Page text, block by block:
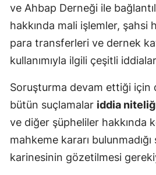
ve Ahbap Derneği ile
hakkında mali işlemler, şahsi
para transferleri ve dernek
kullanımıyla ilgili çeşitli iddialar
Soruşturma devam ettiği için
bütün suçlamalar iddia
ve diğer şüpheliler hakkında
mahkeme kararı
karinesinin gözetilmesi